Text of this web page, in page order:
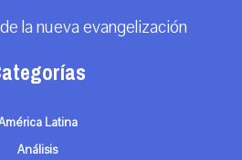
la nueva evangelización
Latina
Análisis